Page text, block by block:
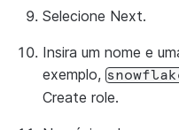
Selecione Next.
Insira um nome e
exemplo,
Create role.